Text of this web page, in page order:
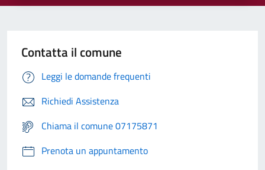
Contatta il comune
Leggi le domande frequenti
Richiedi Assistenza
Chiama il comune 07175871
Prenota un appuntamento